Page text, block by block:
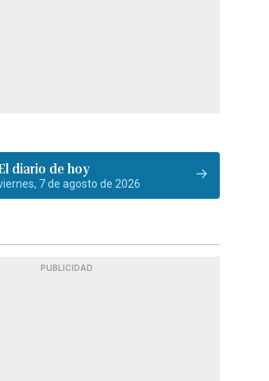
diario de hoy
7 de agosto de 2026
PUBLICIDAD